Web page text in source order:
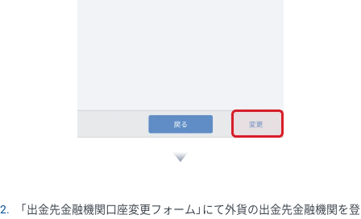
2
「出金先金融機関口座変更フォーム」にて外貨の出金先金融機関を登